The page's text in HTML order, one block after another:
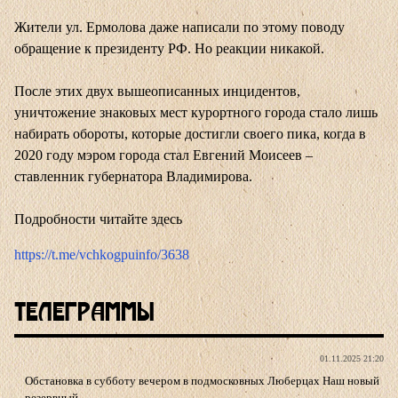
Жители ул. Ермолова даже написали по этому поводу
обращение к президенту РФ. Но реакции никакой.
После этих двух вышеописанных инцидентов,
уничтожение знаковых мест курортного города стало лишь
набирать обороты, которые достигли своего пика, когда в
2020 году мэром города стал Евгений Моисеев –
ставленник губернатора Владимирова.
Подробности читайте здесь
https://t.me/vchkogpuinfo/3638
Телеграммы
01.11.2025 21:20
Обстановка в субботу вечером в подмосковных Люберцах Наш новый